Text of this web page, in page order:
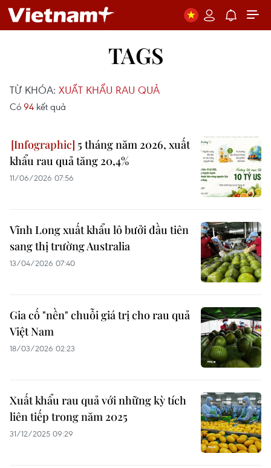
TAGS
TỪ KHÓA: XUẤT KHẨU RAU QUẢ
Có 94 kết quả
5 tháng năm 2026, xuất
khẩu rau quả tăng 20,4%
11/06/2026 07:56
Vĩnh Long xuất khẩu lô bưởi đầu tiên
sang thị trường Australia
13/04/2026 07:40
Gia cố "nền" chuỗi giá trị cho rau quả
Việt Nam
18/03/2026 02:23
Xuất khẩu rau quả với những kỳ tích
liên tiếp trong năm 2025
31/12/2025 09:29